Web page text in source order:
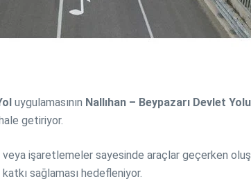
uygulamasının Nallıhan – Beypazarı Devlet
getiriyor.
veya işaretlemeler sayesinde araçlar geçerken
sağlaması hedefleniyor.